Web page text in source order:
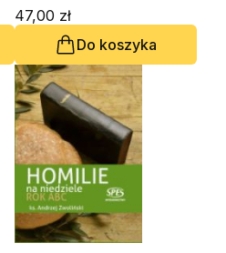
47,00 zł
Do koszyka